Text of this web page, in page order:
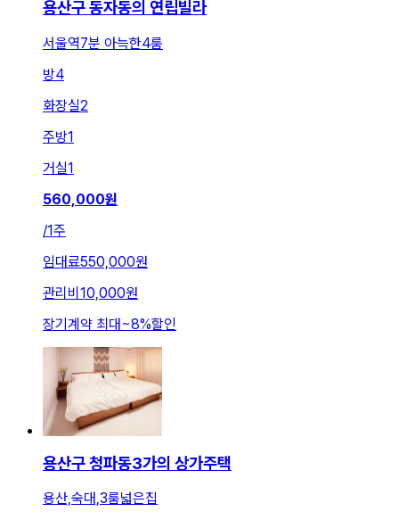
용산구 동자동의 연립빌라
서울역7분 아늑한4룸
방4
화장실2
주방1
거실1
560,000원
/1주
임대료550,000원
관리비 10,000원
장기계약 최대~8%할인
용산구 청파동3가의 상가주택
용산,숙대,3룸넓은집